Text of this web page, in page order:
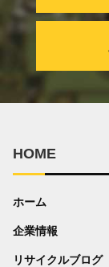
HOME
ホーム
企業情報
リサイクルブログ